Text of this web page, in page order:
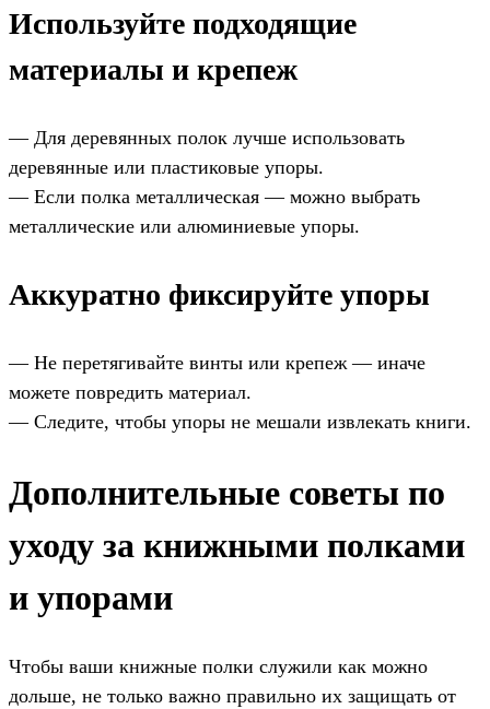
Используйте подходящие
материалы и крепеж
— Для деревянных полок лучше использовать
деревянные или пластиковые упоры.
— Если полка металлическая — можно выбрать
металлические или алюминиевые упоры.
Аккуратно фиксируйте упоры
— Не перетягивайте винты или крепеж — иначе
можете повредить материал.
— Следите, чтобы упоры не мешали извлекать книги.
Дополнительные советы по
уходу за книжными полками
и упорами
Чтобы ваши книжные полки служили как можно
дольше, не только важно правильно их защищать от